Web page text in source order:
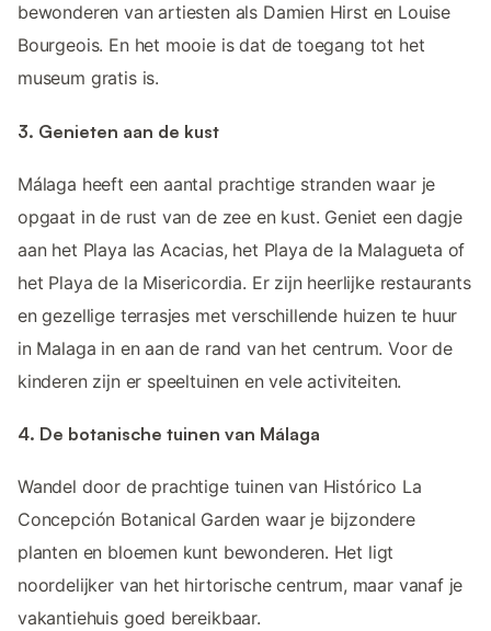
bewonderen van artiesten als Damien Hirst en Louise
Bourgeois. En het mooie is dat de toegang tot het
museum gratis is.
3. Genieten aan de kust
Málaga heeft een aantal prachtige stranden waar je
opgaat in de rust van de zee en kust. Geniet een dagje
aan het Playa las Acacias, het Playa de la Malagueta of
het Playa de la Misericordia. Er zijn heerlijke restaurants
en gezellige terrasjes met verschillende huizen te huur
in Malaga in en aan de rand van het centrum. Voor de
kinderen zijn er speeltuinen en vele activiteiten.
4. De botanische tuinen van Málaga
Wandel door de prachtige tuinen van Histórico La
Concepción Botanical Garden waar je bijzondere
planten en bloemen kunt bewonderen. Het ligt
noordelijker van het hirtorische centrum, maar vanaf je
vakantiehuis goed bereikbaar.